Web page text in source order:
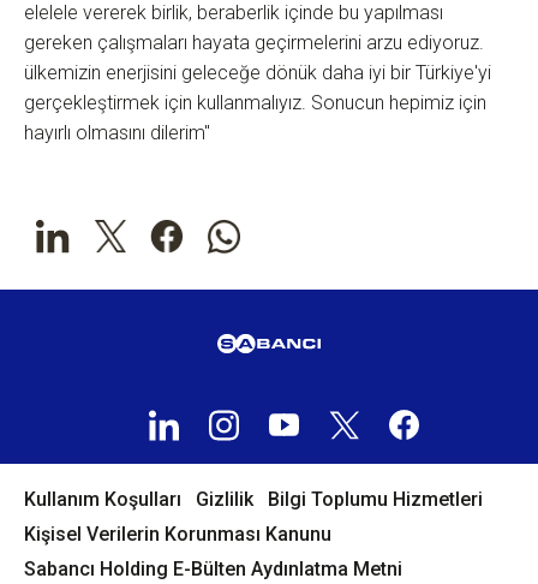
elelele vererek birlik, beraberlik içinde bu yapılması
gereken çalışmaları hayata geçirmelerini arzu ediyoruz.
ülkemizin enerjisini geleceğe dönük daha iyi bir Türkiye'yi
gerçekleştirmek için kullanmalıyız. Sonucun hepimiz için
hayırlı olmasını dilerim"
Kullanım Koşulları Gizlilik
Bilgi Toplumu Hizmetleri
Kişisel Verilerin Korunması Kanunu
Sabancı Holding E-Bülten Aydınlatma Metni